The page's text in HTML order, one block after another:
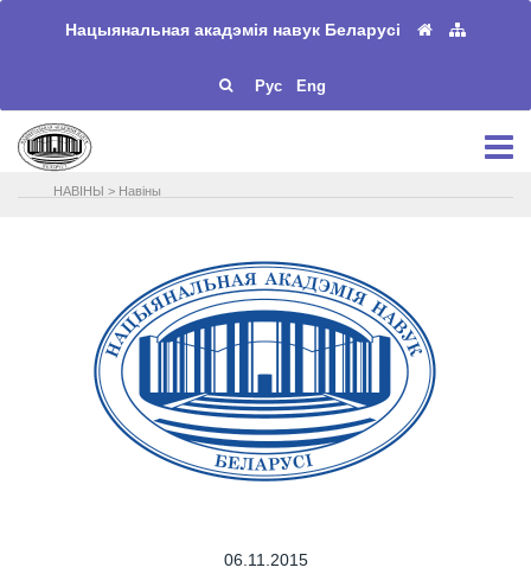
Нацыянальная акадэмія навук Беларусі
Рус Eng
НАВIНЫ > Навіны
06.11.2015